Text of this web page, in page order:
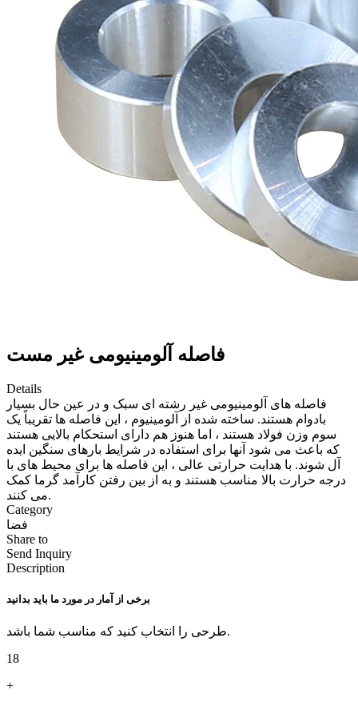
فاصله آلومینیومی غیر مست
Details
فاصله های آلومینیومی غیر رشته ای سبک و در عین حال بسیار
بادوام هستند. ساخته شده از آلومینیوم ، این فاصله ها تقریباً یک
سوم وزن فولاد هستند ، اما هنوز هم دارای استحکام بالایی هستند
که باعث می شود آنها برای استفاده در شرایط بارهای سنگین ایده
آل شوند. با هدایت حرارتی عالی ، این فاصله ها برای محیط های با
درجه حرارت بالا مناسب هستند و به از بین رفتن کارآمد گرما کمک
می کنند.
Category
فضا
Share to
Send Inquiry
Description
برخی از آمار در مورد ما باید بدانید
طرحی را انتخاب کنید که مناسب شما باشد.
18
+